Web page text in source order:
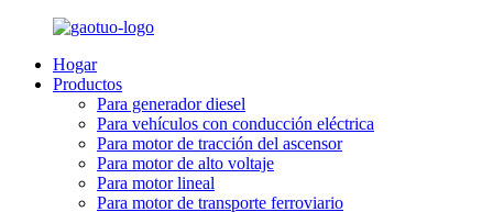
Hogar
Productos
Para generador diesel
Para vehículos con conducción eléctrica
Para motor de tracción del ascensor
Para motor de alto voltaje
Para motor lineal
Para motor de transporte ferroviario